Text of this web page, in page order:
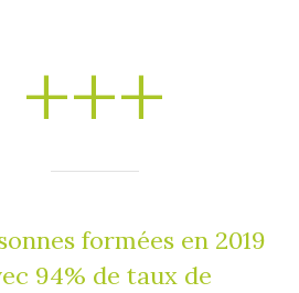
+++
formées en 2019
94% de taux de